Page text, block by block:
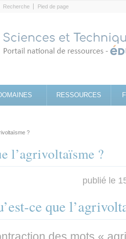
Recherche Pied de page
RESSOURCES
?
l’agrivoltaïsme ?
publié le
ce que